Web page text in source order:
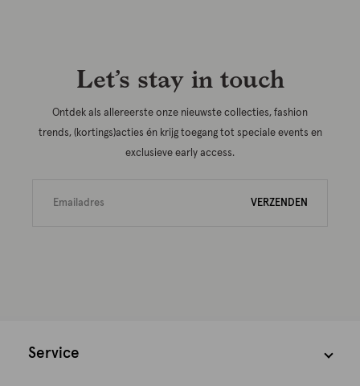
Let’s stay in touch
Ontdek als allereerste onze nieuwste collecties, fashion
trends, (kortings)acties én krijg toegang tot speciale events en
exclusieve early access.
VERZENDEN
Service